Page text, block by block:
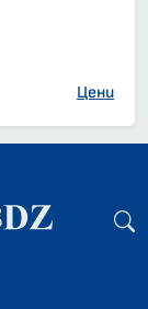
Цени